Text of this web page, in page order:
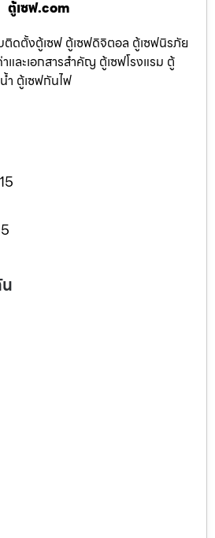
ตู้เซฟ.com
ติดตั้งตู้เซฟ ตู้เซฟดิจิตอล ตู้เซฟนิรภัย
และเอกสารสำคัญ ตู้เซฟโรงแรม ตู้
ำ ตู้เซฟกันไฟ